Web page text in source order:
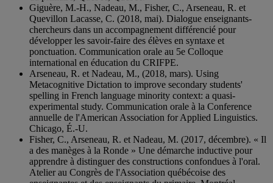
Giguère, M.-H., Nadeau, M., Fisher, C., Arseneau, R. et
Quevillon Lacasse, C. (2018, mai). Dialogue enseignants-
chercheurs dans un accompagnement différencié pour
développer les savoir-faire des élèves en syntaxe et
ponctuation. Communication orale au 5e Colloque
international en éducation du CRIFPE.
Arseneau, R. et Nadeau, M., (2018, mars). Using
Metacognitive Dictation to improve secondary students'
spelling in French language minority context: a quasi-
experimental study. Communication orale à la Conference
annuelle de l'American Association for Applied Linguistics.
Chicago, É.-U.
Fisher, C., Arseneau, R. et Nadeau, M. (2017, décembre). « Il
a des manèges à la Ronde » Une démarche inductive pour
apprendre à distinguer des constructions confondues à l'oral.
Atelier au Congrès de l'Association québécoise des